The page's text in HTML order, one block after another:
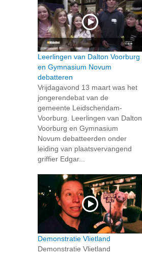
Leerlingen van Dalton Voorburg
en Gymnasium Novum
debatteren
Vrijdagavond 13 maart was het
jongerendebat van de
gemeente Leidschendam-
Voorburg. Leerlingen van Dalton
Voorburg en Gymnasium
Novum debatteerden onder
leiding van plaatsvervangend
griffier Edgar...
Demonstratie Vlietland
Demonstratie Vlietland